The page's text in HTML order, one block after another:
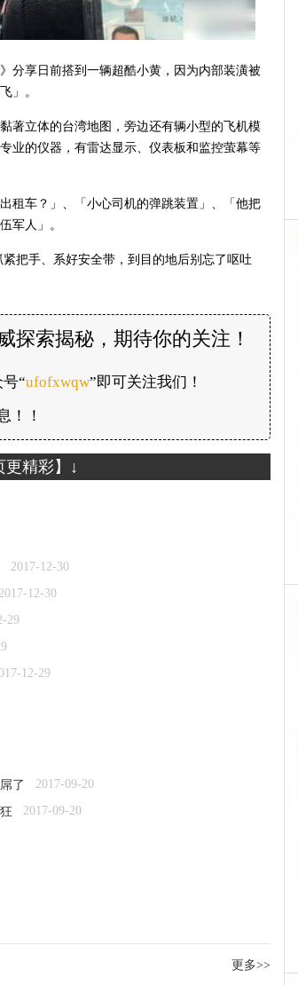
分享日前搭到一辆超酷小黄，因为内部装潢被
」。
著立体的台湾地图，旁边还有辆小型的飞机模
业的仪器，有雷达显示、仪表板和监控萤幕等
租车？」、「小心司机的弹跳装置」、「他把
军人」。
把手、系好安全带，到目的地后别忘了呕吐
探索揭秘，期待你的关注！
“ufofxwqw”即可关注我们！
！！
更精彩】↓
2017-12-30
12-30
29
12-29
了 2017-09-20
2017-09-20
更多>>